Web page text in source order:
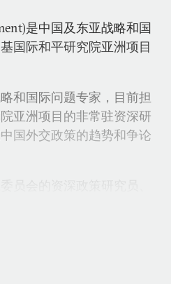
是中国及东亚战略和国
国际和平研究院亚洲项目
和国际问题专家，目前担
亚洲项目的非常驻资深研
国外交政策的趋势和争论
主任。另外，顾德明教授
划委员会的顾问。
是法国东方语言文化学院